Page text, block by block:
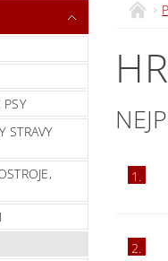
STRAVY
1.
2.